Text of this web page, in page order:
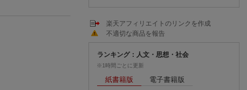
楽天アフィリエイトのリンクを作成
不適切な商品を報告
ランキング：人文・思想・社会
※1時間ごとに更新
紙書籍版 電子書籍版